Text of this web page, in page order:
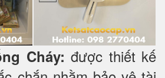
Cháy: được thiết kế